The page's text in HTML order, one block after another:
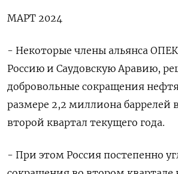
МАРТ 2024
- Некоторые члены альянса
Россию и Саудовскую Аравию,
добровольные сокращения
размере 2,2 миллиона баррелей
второй квартал текущего года.
- При этом Россия постепенно